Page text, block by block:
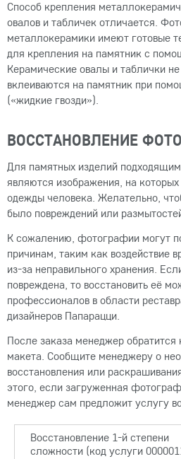
Способ крепления
овалов и табличек отличается.
металлокерамики имеют готовые
для крепления на памятник с
Керамические овалы и таблички
вклеиваются на памятник при
(«жидкие гвозди»).
ВОССТАНОВЛЕНИЕ
Для памятных изделий
являются изображения, на
одежды человека. Желательно,
было повреждений или
К сожалению, фотографии могут
причинам, таким как воздействие
из-за неправильного хранения.
повреждена, то восстановить её
профессионалов в области
дизайнеров Папарацци.
После заказа менеджер обратится
макета. Сообщите менеджеру о
восстановления или
этого, если загруженная
менеджер сам предложит услугу
Восстановление 1-й степени
сложности (код услуги